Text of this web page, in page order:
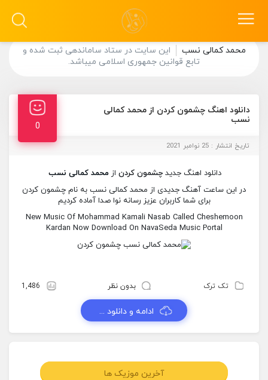
محمد کمالی نسب
این سایت در ستاد ساماندهی ثبت شده و
تابع قوانین جمهوری اسلامی میباشد.
دانلود اهنگ چشمون کردن از محمد کمالی
نسب
0
تاریخ انتشار : 25 نوامبر 2021
دانلود اهنگ جدیدچشمون کردن ازمحمد کمالی نسب
در این ساعت آهنگ جدیدی از محمد کمالی نسب به نام چشمون کردن
برای شما کاربران عزیز رسانه نوا صدا آماده کردیم
New Music Of Mohammad Kamali Nasab Called Cheshemoon
Kardan Now Download On NavaSeda Music Portal
تک ترک بدون نظر 1,486
ادامه و دانلود ...
آخرین موزیک ها